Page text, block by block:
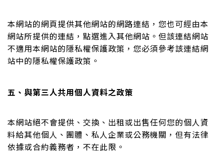
本網站的網頁提供其他網站的網路連結，您也可經由本
網站所提供的連結，點選進入其他網站。但該連結網站
不適用本網站的隱私權保護政策，您必須參考該連結網
站中的隱私權保護政策。
五、與第三人共用個人資料之政策
本網站絕不會提供、交換、出租或出售任何您的個人資
料給其他個人、團體、私人企業或公務機關，但有法律
依據或合約義務者，不在此限。